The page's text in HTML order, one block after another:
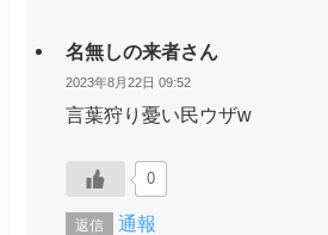
名無しの来者さん
2023年8月22日 09:52
言葉狩り憂い民ウザw
0
返信 通報